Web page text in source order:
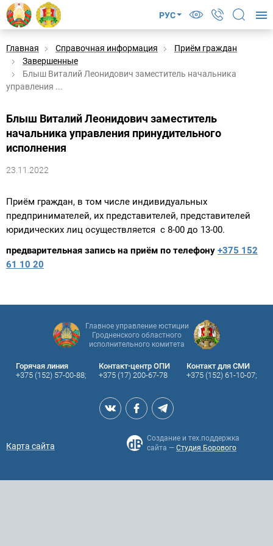
РУС
Главная Справочная информация
Приём граждан
Завершенные
Блыш Виталий Леонидович заместитель начальника
управления ...
Блыш Виталий Леонидович заместитель
начальника управления принудительного
исполнения
23.11.2022
Приём граждан, в том числе индивидуальных
предпринимателей, их представителей, представителей
юридических лиц осуществляется с 8-00 до 13-00.
предварительная запись на приём по телефону +375 152
61 10 20
Главное управление юстиции
Гродненского областного
исполнительного комитета
Горячая линия
+375 (152) 57-00-88;
Контакт-центр ОПИ
+375 (17) 200-67-78
Контакт для СМИ
+375 (152) 61-10-07;
Карта сайта
Создание и тех.поддержка
сайта — Студия Борового